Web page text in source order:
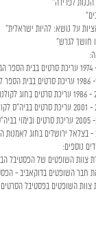
לפרידה"
על נושא: להיות ישראלית"
חושך לגרש"
גן
ת"א
נוספים:
צוות השופטים של הפסטיבל
חבר השופטים בדוקאביב -
צוות השופטים בפסטיבל הסרטים